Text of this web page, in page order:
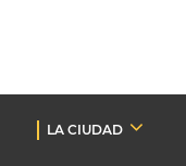
LA CIUDAD